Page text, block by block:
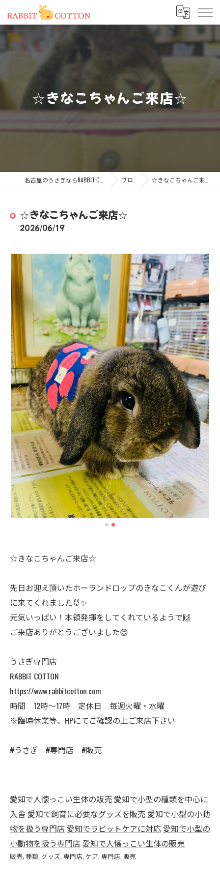
☆きなこちゃんご来店☆
ブログ ☆きなこちゃんご来店☆
☆きなこちゃんご来店☆
2026/06/19
☆きなこちゃんご来店☆
先日お迎え頂いたホーランドロップのきなこくんが遊び
に来てくれました🐰✨
元気いっぱい！本領発揮をしてくれているようで🙌
ご来店ありがとうございました😊
うさぎ専門店
RABBIT COTTON
https://www.rabbitcotton.com
時間 12時〜17時 定休日 毎週火曜・水曜
※臨時休業等、HPにてご確認の上ご来店下さい
#うさぎ #専門店 #販売
愛知で人懐っこい生体の販売 愛知で小型の種類を中心に
入舎 愛知で飼育に必要なグッズを販売 愛知で小型の小動
物を扱う専門店 愛知でラビットケアに対応 愛知で小型の
小動物を扱う専門店 愛知で人懐っこい生体の販売
販売 種類 グッズ 専門店 ケア 専門店 販売